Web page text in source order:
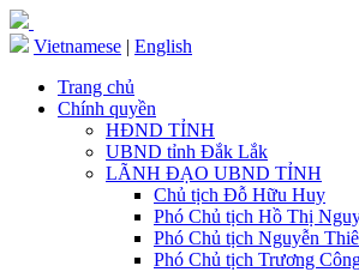
Vietnamese | English
Trang chủ
Chính quyền
HĐND TỈNH
UBND tỉnh Đắk Lắk
LÃNH ĐẠO UBND TỈNH
Chủ tịch Đỗ Hữu Huy
Phó Chủ tịch Hồ Thị
Phó Chủ tịch Nguyễn
Phó Chủ tịch Trương